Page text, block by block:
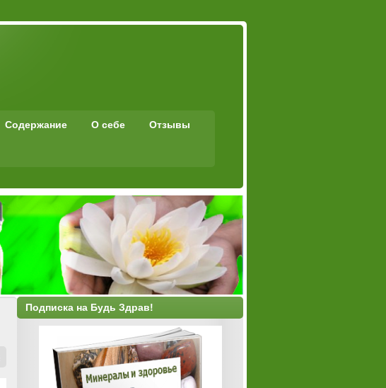
Содержание О себе Отзывы
Подписка на Будь Здрав!